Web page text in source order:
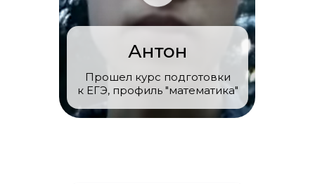
Антон
Прошел курс подготовки
к ЕГЭ, профиль "математика"